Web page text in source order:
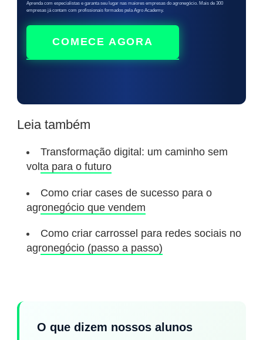
Aprenda com especialistas e garanta seu lugar nas maiores empresas do agronegócio. Mais de 300
empresas já contam com profissionais formados pela Agro Academy.
COMECE AGORA
Leia também
Transformação digital: um caminho sem
volta para o futuro
Como criar cases de sucesso para o
agronegócio que vendem
Como criar carrossel para redes sociais no
agronegócio (passo a passo)
O que dizem nossos alunos